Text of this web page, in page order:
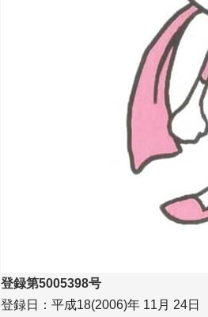
登録第5005398号
登録日：平成18(2006)年 11月 24日